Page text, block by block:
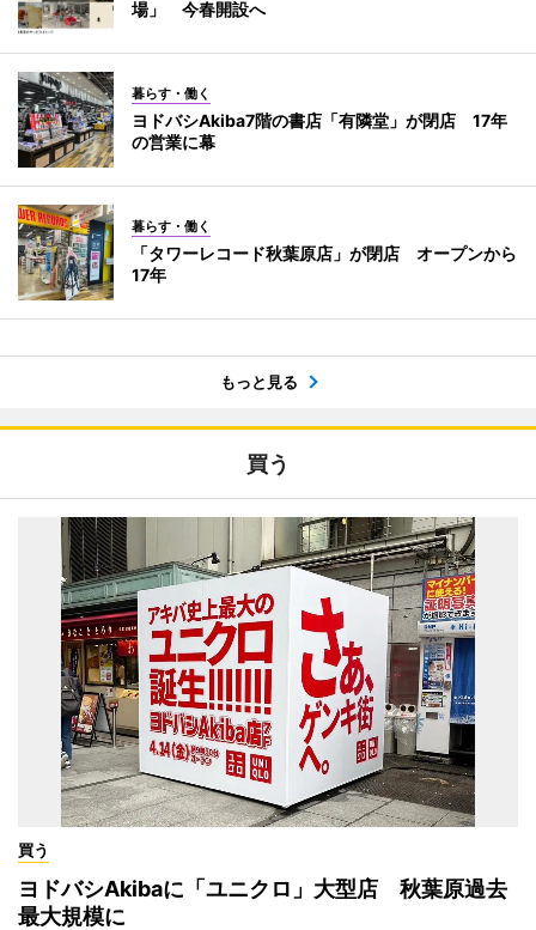
場」 今春開設へ
暮らす・働く
ヨドバシAkiba7階の書店「有隣堂」が閉店 17年
の営業に幕
暮らす・働く
「タワーレコード秋葉原店」が閉店 オープンから
17年
もっと見る
買う
買う
ヨドバシAkibaに「ユニクロ」大型店 秋葉原過去
最大規模に